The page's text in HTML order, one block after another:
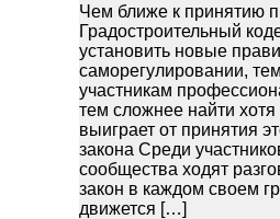
Чем ближе к принятию
Градостроительный
установить новые
саморегулировании,
участникам
тем сложнее найти хотя
выиграет от принятия
закона Среди
сообщества ходят
закон в каждом своем
движется […]